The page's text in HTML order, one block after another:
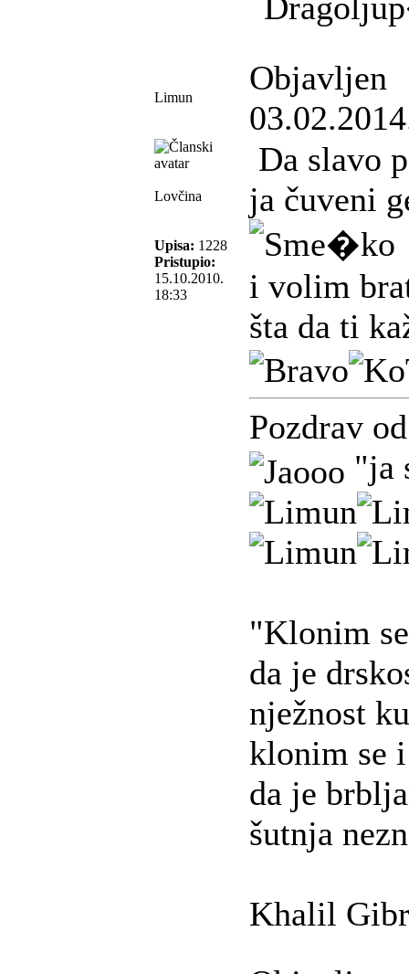
Limun
Objavljen
Lovčina
Upisa: 1228
Pristupio:
15.10.2010.
18:33
Da slavo
ja čuveni
i volim
šta da ti
Pozdrav
"ja
"Klonim
da je
nježnost
klonim se
da je
šutnja
Khalil